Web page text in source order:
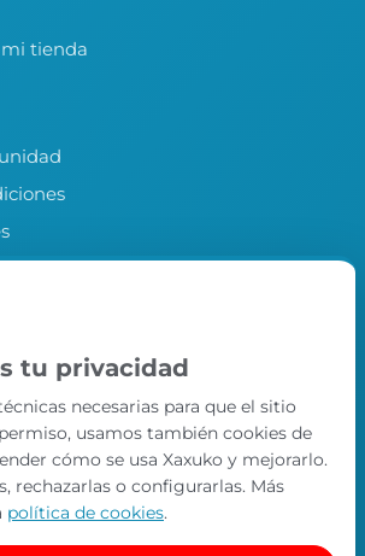
tienda
CONTIGO
y recompensas desde
EN
tu privacidad
necesarias para que el sitio
usamos también cookies de
cómo se usa Xaxuko y mejorarlo.
rechazarlas o configurarlas. Más
política de cookies.